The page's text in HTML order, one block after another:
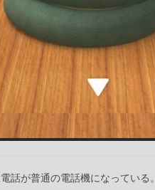
話が普通の電話機になっている。